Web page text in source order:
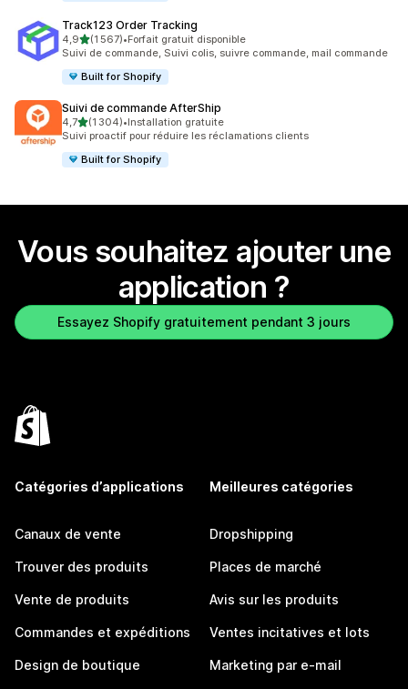
Track123 Order Tracking
4,9étoile(s) sur 5
(1 567)
1567 avis au total
•Forfait gratuit disponible
Suivi de commande, Suivi colis, suivre commande, mail commande
Built for Shopify
Suivi de commande AfterShip
4,7étoile(s) sur 5
(1 304)
1304 avis au total
•Installation gratuite
Suivi proactif pour réduire les réclamations clients
Built for Shopify
Vous souhaitez ajouter une
application ?
Essayez Shopify gratuitement pendant 3 jours
Catégories d’applications
Canaux de vente
Trouver des produits
Vente de produits
Commandes et expéditions
Design de boutique
Meilleures catégories
Dropshipping
Places de marché
Avis sur les produits
Ventes incitatives et lots
Marketing par e-mail